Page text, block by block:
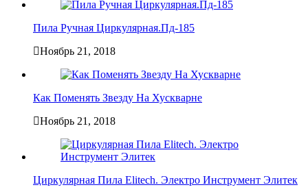
Пила Ручная Циркулярная.Пд-185
Ноябрь 21, 2018
Как Поменять Звезду На Хускварне
Ноябрь 21, 2018
Циркулярная Пила Elitech. Электро Инструмент Элитек